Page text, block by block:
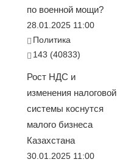
по военной мощи?
28.01.2025 11:00
Политика
143 (40833)
Рост НДС и
изменения налоговой
системы коснутся
малого бизнеса
Казахстана
30.01.2025 11:00